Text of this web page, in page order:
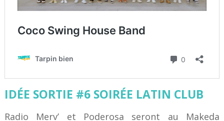
IDÉE SORTIE #6 SOIRÉE LATIN CLUB
Radio Merv’ et Poderosa seront au Makeda